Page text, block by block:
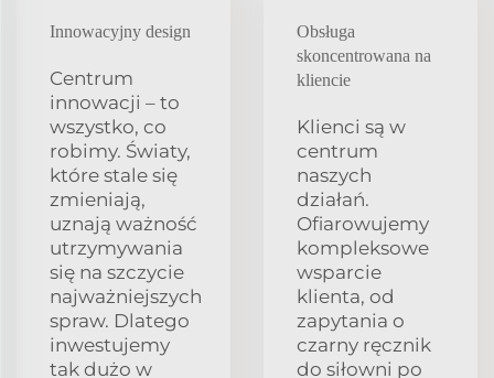
Innowacyjny design
Centrum
innowacji – to
wszystko, co
robimy. Światy,
które stale się
zmieniają,
uznają ważność
utrzymywania
się na szczycie
najważniejszych
spraw. Dlatego
inwestujemy
tak dużo w
Obsługa
skoncentrowana na
kliencie
Klienci są w
centrum
naszych
działań.
Ofiarowujemy
kompleksowe
wsparcie
klienta, od
zapytania o
czarny ręcznik
do siłowni po